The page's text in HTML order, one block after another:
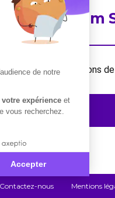
sur Cobham
la suite de solutions
Contactez-nous Mentions